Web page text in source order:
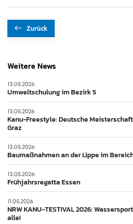
Zurück
Weitere News
13.05.2026
Umweltschulung im Bezirk 5
13.05.2026
Kanu-Freestyle: Deutsche
Graz
13.05.2026
Baumaßnahmen an der Lippe im
13.05.2026
Frühjahrsregatta Essen
11.05.2026
NRW KANU-TESTIVAL 2026:
alle!